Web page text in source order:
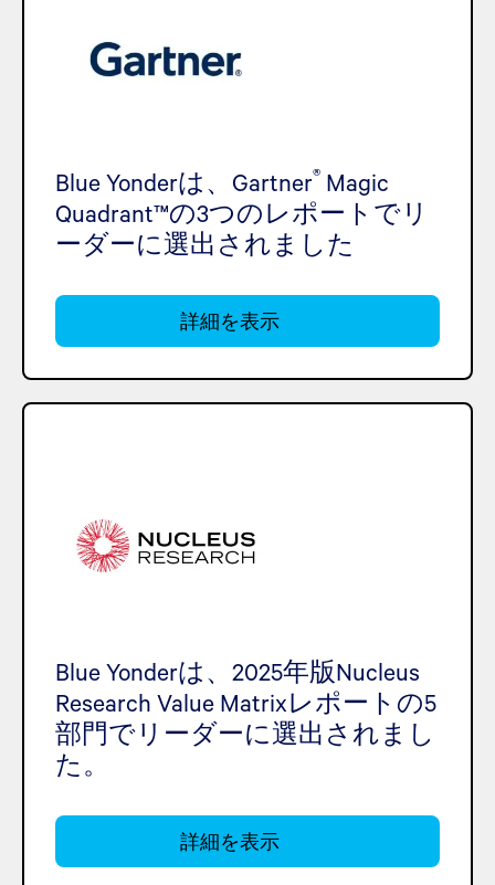
Blue Yonderは、Gartner® Magic
Quadrant™の3つのレポートでリ
ーダーに選出されました
詳細を表示
Blue Yonderは、2025年版Nucleus
Research Value Matrixレポートの5
部門でリーダーに選出されまし
た。
詳細を表示